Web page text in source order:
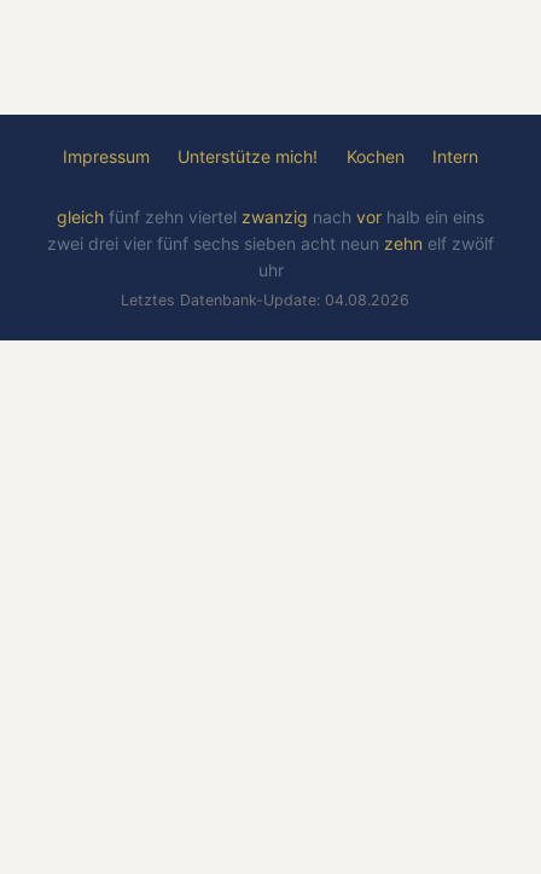
Impressum Unterstütze mich! Kochen Intern
gleich fünf zehn viertel zwanzig nach vor halb ein eins
zwei drei vier fünf sechs sieben acht neun zehn elf zwölf
uhr
Letztes Datenbank-Update: 04.08.2026